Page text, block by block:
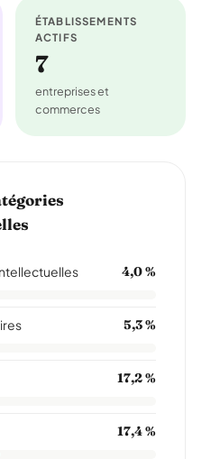
ÉTABLISSEMENTS
ACTIFS
7
entreprises et
commerces
4,0 %
5,3 %
17,2 %
17,4 %